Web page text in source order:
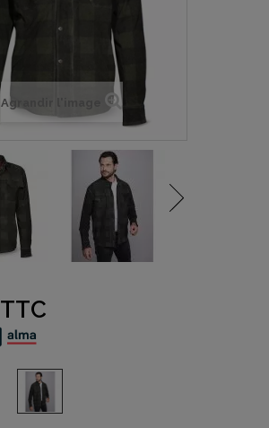
Agrandir l'image
TTC